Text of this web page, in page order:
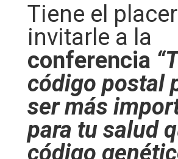
Tiene el
invitarle a la
conferencia
código postal
ser más
para tu salud
código